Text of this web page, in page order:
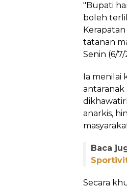
"Bupati
boleh
tatanan
Senin (6/7/
Ia menilai
antaranak
anarkis,
Baca
Secara